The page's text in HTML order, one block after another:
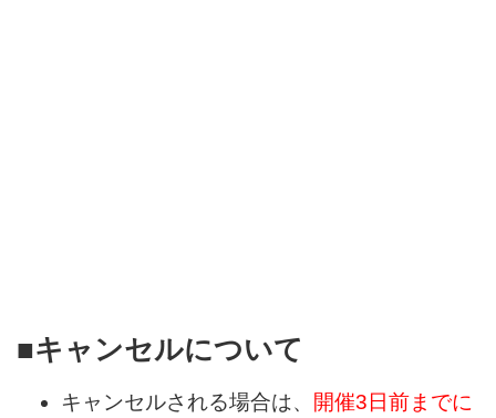
■キャンセルについて
キャンセルされる場合は、 開催3日前までに